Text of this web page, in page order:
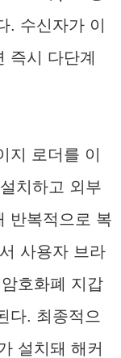
. 수신자가 이
즉시 다단계
지 로더를 이
치하고 외부
반복적으로 복
사용자 브라
호화폐 지갑
다. 최종적으
설치돼 해커